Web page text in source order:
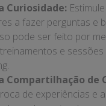
Curiosidade:
a fazer perguntas e
pode ser feito por
e sessões
Compartilhação de
de experiências e